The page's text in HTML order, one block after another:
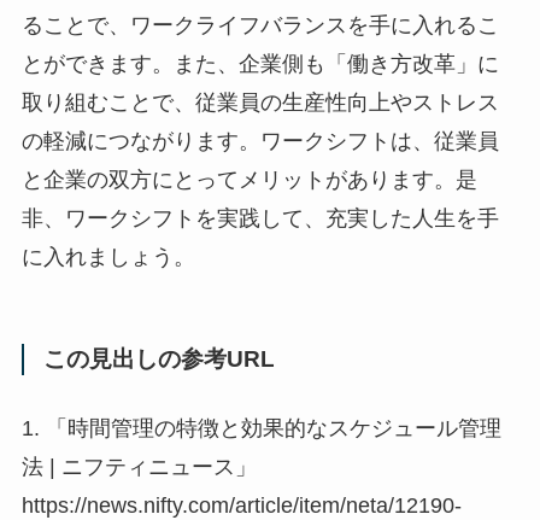
ることで、ワークライフバランスを手に入れるこ
とができます。また、企業側も「働き方改革」に
取り組むことで、従業員の生産性向上やストレス
の軽減につながります。ワークシフトは、従業員
と企業の双方にとってメリットがあります。是
非、ワークシフトを実践して、充実した人生を手
に入れましょう。
この見出しの参考URL
1. 「時間管理の特徴と効果的なスケジュール管理
法 | ニフティニュース」
https://news.nifty.com/article/item/neta/12190-